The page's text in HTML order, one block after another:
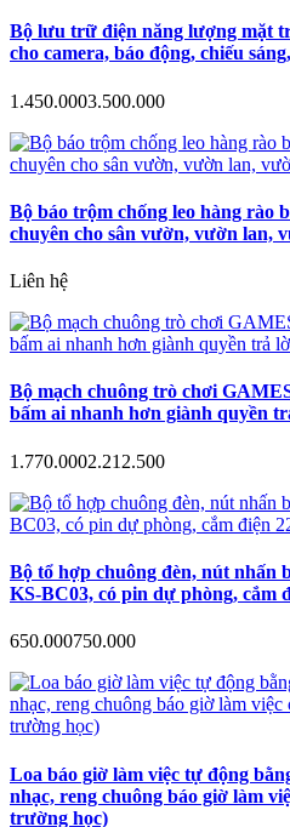
Bộ lưu trữ điện năng lượng mặt
cho camera, báo động, chiếu
1.450.0003.500.000
Bộ báo trộm chống leo hàng rào
chuyên cho sân vườn, vườn lan,
Liên hệ
Bộ mạch chuông trò chơi
bấm ai nhanh hơn giành quyền
1.770.0002.212.500
Bộ tổ hợp chuông đèn, nút nhấn
KS-BC03, có pin dự phòng, cắm
650.000750.000
Loa báo giờ làm việc tự động
nhạc, reng chuông báo giờ làm
trường học)